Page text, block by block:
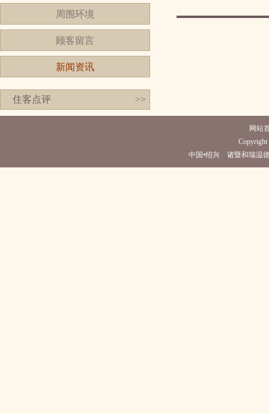
周围环境
顾客留言
新闻资讯
住客点评 >>
网站
Copyright
中国•绍兴 诸暨和瑞温德